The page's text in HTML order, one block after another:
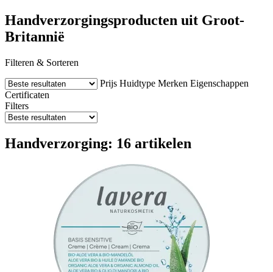
Handverzorgingsproducten uit Groot-
Britannië
Filteren & Sorteren
Prijs Huidtype Merken Eigenschappen
Certificaten
Filters
Handverzorging: 16 artikelen